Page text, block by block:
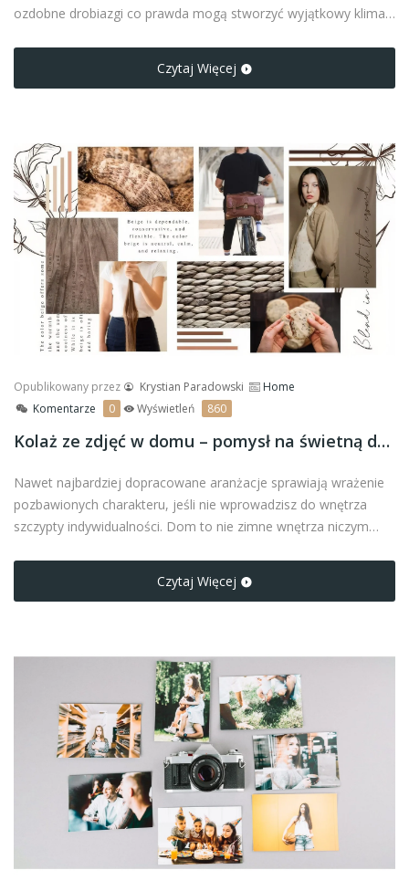
ozdobne drobiazgi co prawda mogą stworzyć wyjątkowy klimat
Czytaj Więcej
Opublikowany przez Krystian Paradowski
Home
Komentarze
0 Wyświetleń 860
Kolaż ze zdjęć w domu – pomysł na świetną dekorację ścian
Nawet najbardziej dopracowane aranżacje sprawiają wrażenie
pozbawionych charakteru, jeśli nie wprowadzisz do wnętrza
szczypty indywidualności. Dom to nie zimne wnętrza niczym
mieszkania, to mamy dla ciebie idealną propozycję – kolaż ze
Czytaj Więcej